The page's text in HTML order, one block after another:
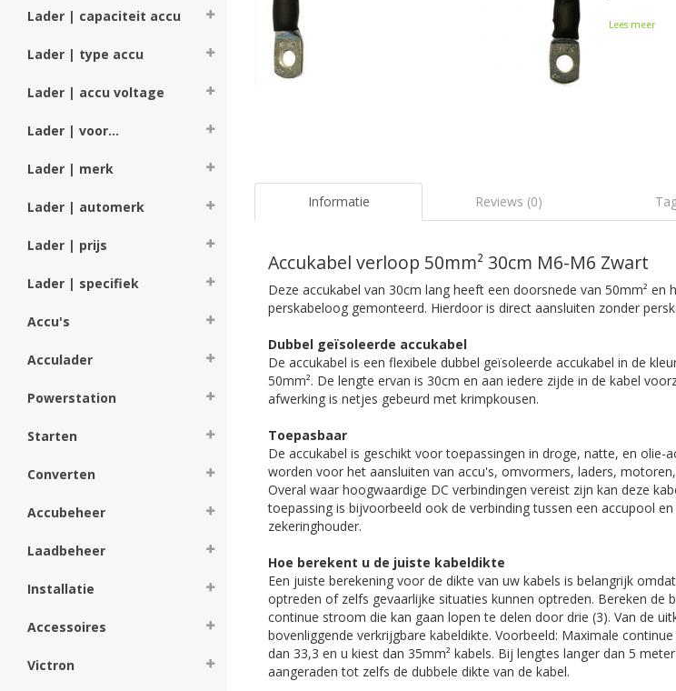
Lader | capaciteit accu
Lader | type accu
Lader | accu voltage
Lader | voor...
Lader | merk
Lader | automerk
Lader | prijs
Lader | specifiek
Accu's
Acculader
Powerstation
Starten
Converten
Accubeheer
Laadbeheer
Installatie
Accessoires
Victron
Lees meer
Informatie Reviews (0)
Accukabel verloop 50mm² 30cm M6-M6 Zwart
Deze accukabel van 30cm lang heeft een doorsnede van 50mm² en
perskabeloog gemonteerd. Hierdoor is direct aansluiten zonder
Dubbel geïsoleerde accukabel
De accukabel is een flexibele dubbel geïsoleerde accukabel in de
50mm². De lengte ervan is 30cm en aan iedere zijde in de kabel
afwerking is netjes gebeurd met krimpkousen.
Toepasbaar
De accukabel is geschikt voor toepassingen in droge, natte, en olie-
worden voor het aansluiten van accu's, omvormers, laders,
Overal waar hoogwaardige DC verbindingen vereist zijn kan deze
toepassing is bijvoorbeeld ook de verbinding tussen een accupool
zekeringhouder.
Hoe berekent u de juiste kabeldikte
Een juiste berekening voor de dikte van uw kabels is belangrijk
optreden of zelfs gevaarlijke situaties kunnen optreden. Bereken de
continue stroom die kan gaan lopen te delen door drie (3). Van de
bovenliggende verkrijgbare kabeldikte. Voorbeeld: Maximale
dan 33,3 en u kiest dan 35mm² kabels. Bij lengtes langer dan 5
aangeraden tot zelfs de dubbele dikte van de kabel.